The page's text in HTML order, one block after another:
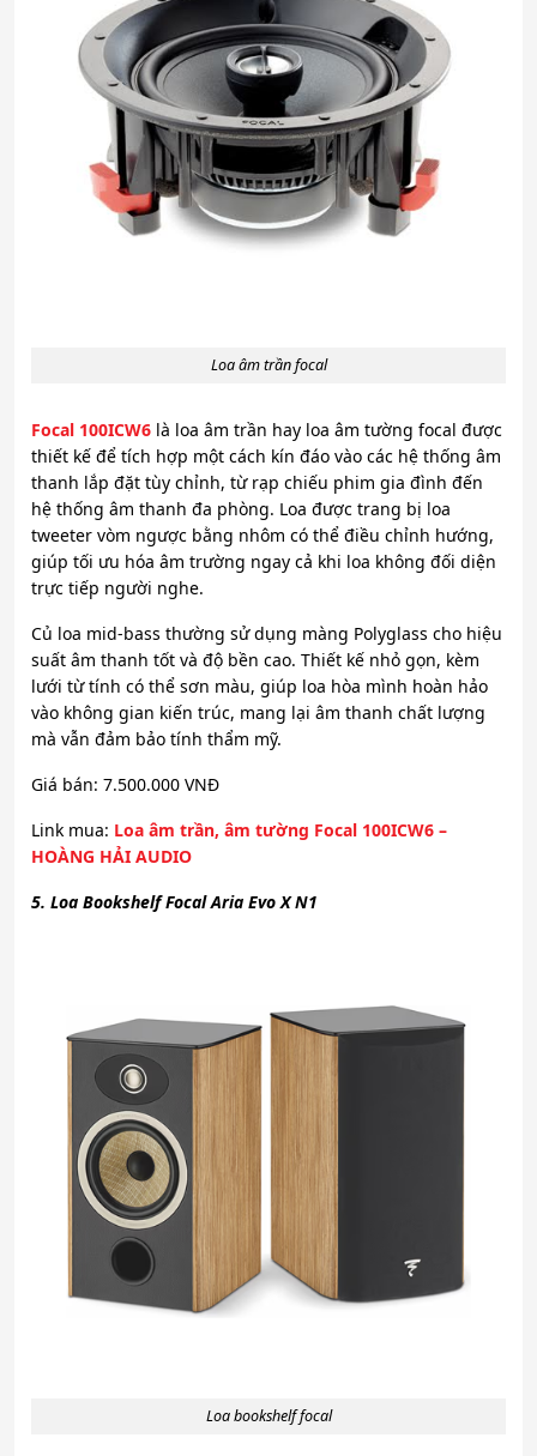
Loa âm trần focal
Focal 100ICW6 là loa âm trần hay loa âm tường focal được
thiết kế để tích hợp một cách kín đáo vào các hệ thống âm
thanh lắp đặt tùy chỉnh, từ rạp chiếu phim gia đình đến
hệ thống âm thanh đa phòng. Loa được trang bị loa
tweeter vòm ngược bằng nhôm có thể điều chỉnh hướng,
giúp tối ưu hóa âm trường ngay cả khi loa không đối diện
trực tiếp người nghe.
Củ loa mid-bass thường sử dụng màng Polyglass cho hiệu
suất âm thanh tốt và độ bền cao. Thiết kế nhỏ gọn, kèm
lưới từ tính có thể sơn màu, giúp loa hòa mình hoàn hảo
vào không gian kiến trúc, mang lại âm thanh chất lượng
mà vẫn đảm bảo tính thẩm mỹ.
Giá bán: 7.500.000 VNĐ
Link mua: Loa âm trần, âm tường Focal 100ICW6 –
HOÀNG HẢI AUDIO
5. Loa Bookshelf Focal Aria Evo X N1
Loa bookshelf focal